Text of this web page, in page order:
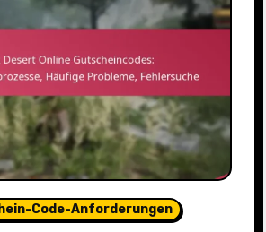
Code-Anforderungen